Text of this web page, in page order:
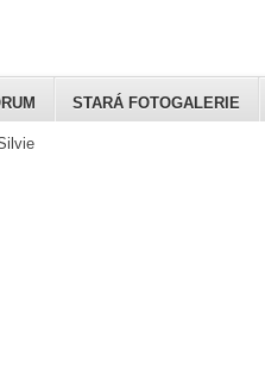
STARÁ FOTOGALERIE